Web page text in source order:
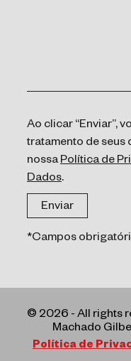
Ao clicar “Enviar”,
tratamento de seus
nossaPolítica de
Dados.
*Campos
© 2026 - All rights
Machado
Política de